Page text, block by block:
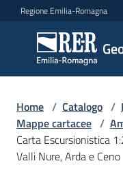
Vai al contenuto
Vai alla navigazione
Vai al footer
Regione Emilia-Romagna
Catalogo
dati,
servizi
e
Home / Catalogo /
Mappe cartacee /
Carta Escursionistica
Valli Nure, Arda e Ceno